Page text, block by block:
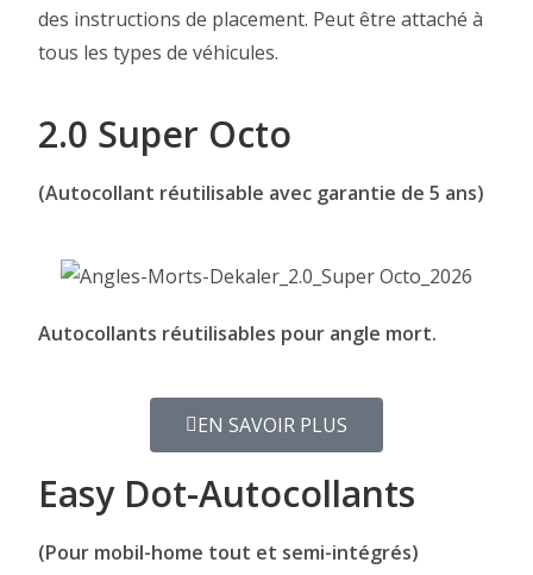
des instructions de placement. Peut être attaché à
tous les types de véhicules.
2.0 Super Octo
(Autocollant réutilisable avec garantie de 5 ans)
Autocollants réutilisables pour angle mort.
EN SAVOIR PLUS
Easy Dot-Autocollants
(Pour mobil-home tout et semi-intégrés)